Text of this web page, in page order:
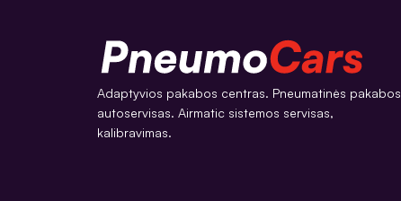
Adaptyvios pakabos centras. Pneumatinės pakabos
autoservisas. Airmatic sistemos servisas,
kalibravimas.